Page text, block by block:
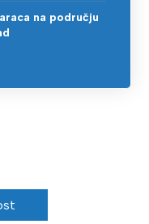
na području